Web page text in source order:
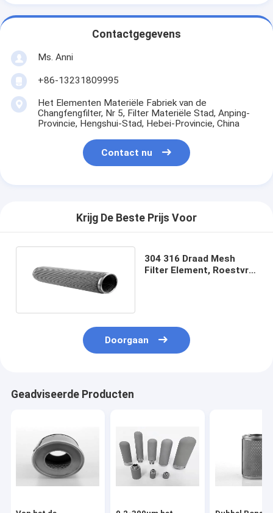
Contactgegevens
Ms. Anni
+86-13231809995
Het Elementen Materiële Fabriek van de
Changfengfilter, Nr 5, Filter Materiële Stad, Anping-
Provincie, Hengshui-Stad, Hebei-Provincie, China
Contact nu
Krijg De Beste Prijs Voor
304 316 Draad Mesh
Filter Element, Roestvrij
Doorgaan
Geadviseerde Producten